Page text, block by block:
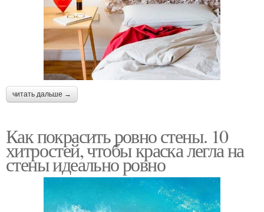
читать дальше →
Как покрасить ровно стены. 10
хитростей, чтобы краска легла на
стены идеально ровно